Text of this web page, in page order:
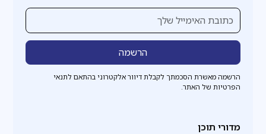
הרשמה מאשרת הסכמתך לקבלת דיוור אלקטרוני בהתאם לתנאי
הפרטיות של האתר.
מדורי תוכן